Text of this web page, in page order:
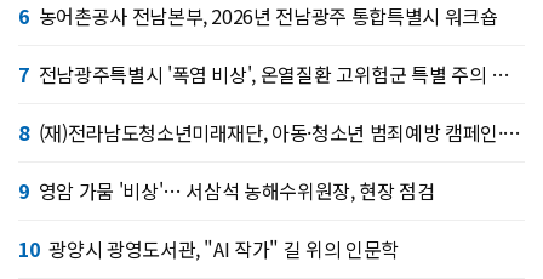
6 농어촌공사 전남본부, 2026년 전남광주 통합특별시 워크숍
7 전남광주특별시 '폭염 비상', 온열질환 고위험군 특별 주의 당부
8 (재)전라남도청소년미래재단, 아동·청소년 범죄예방 캠페인·연합 아웃리치
9 영암 가뭄 '비상'… 서삼석 농해수위원장, 현장 점검
10 광양시 광영도서관, "AI 작가" 길 위의 인문학